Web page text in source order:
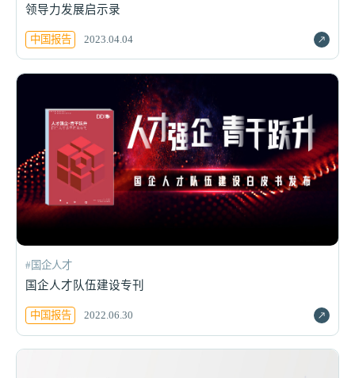
领导力发展启示录
中国报告 2023.04.04
#国企人才
国企人才队伍建设专刊
中国报告 2022.06.30